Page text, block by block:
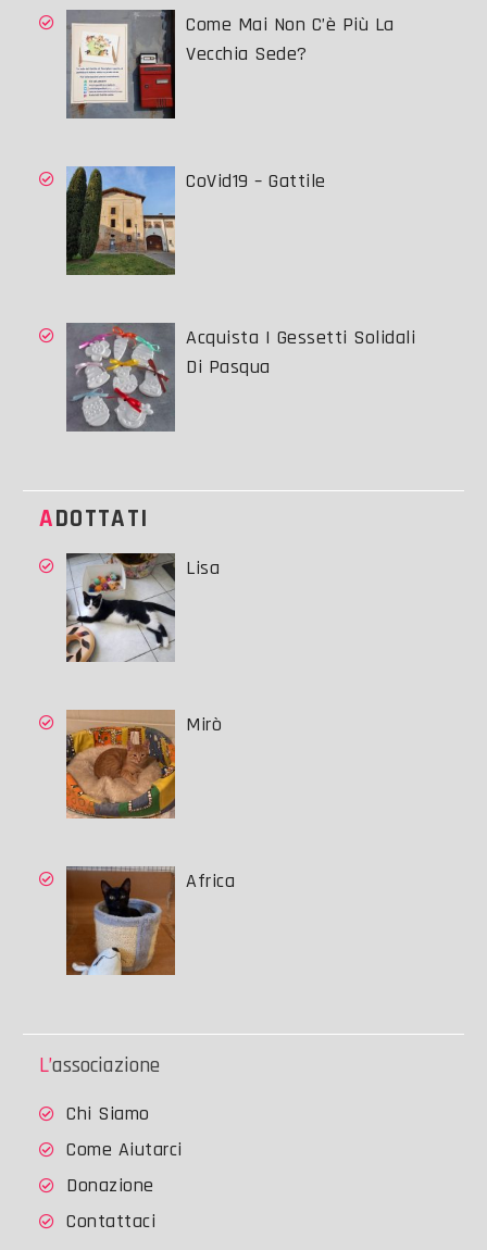
Come Mai Non C’è Più La
Vecchia Sede?
CoVid19 – Gattile
Acquista I Gessetti Solidali
Di Pasqua
ADOTTATI
Lisa
Mirò
Africa
L’associazione
Chi Siamo
Come Aiutarci
Donazione
Contattaci